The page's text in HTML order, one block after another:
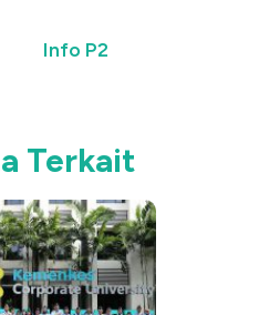
Info P2
Terkait